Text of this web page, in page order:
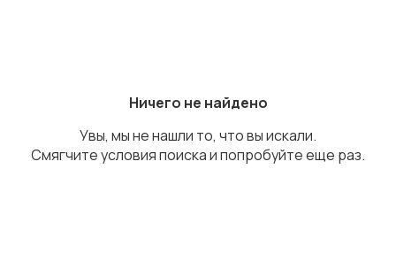
Головные уборыНичего не найдено
Увы, мы не нашли то, что вы искали.
Смягчите условия поиска и попробуйте еще раз.